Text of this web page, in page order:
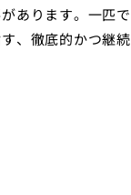
あります。一匹
、徹底的かつ継